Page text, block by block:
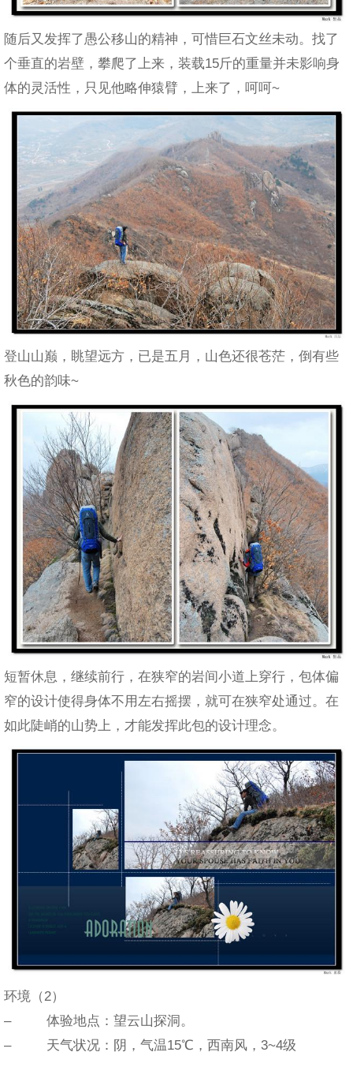
随后又发挥了愚公移山的精神，可惜巨石文丝未动。找了
个垂直的岩壁，攀爬了上来，装载15斤的重量并未影响身
体的灵活性，只见他略伸猿臂，上来了，呵呵~
登山山巅，眺望远方，已是五月，山色还很苍茫，倒有些
秋色的韵味~
短暂休息，继续前行，在狭窄的岩间小道上穿行，包体偏
窄的设计使得身体不用左右摇摆，就可在狭窄处通过。在
如此陡峭的山势上，才能发挥此包的设计理念。
环境（2）
– 体验地点：望云山探洞。
– 天气状况：阴，气温15℃，西南风，3~4级